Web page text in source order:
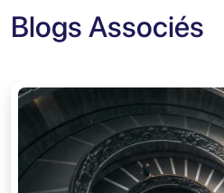
Blogs Associés